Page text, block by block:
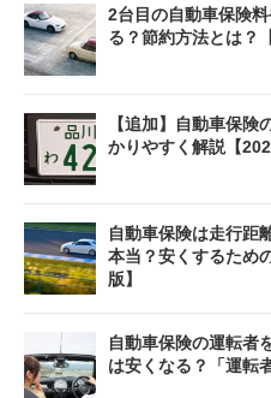
2台目の自動車保険
る？節約方法とは？
【追加】自動車保
かりやすく解説【
自動車保険は走行距
本当？安くするため
版】
自動車保険の運転者
は安くなる？「運転